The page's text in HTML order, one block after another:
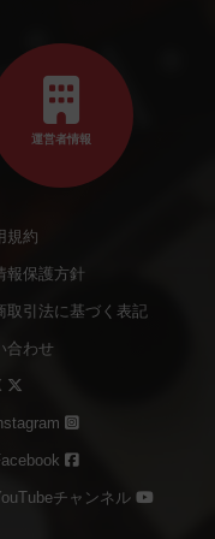
運営者情報
規約
報保護方針
取引法に基づく表記
合わせ
チャンネル